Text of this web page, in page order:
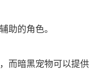
助的角色。
而暗黑宠物可以提供